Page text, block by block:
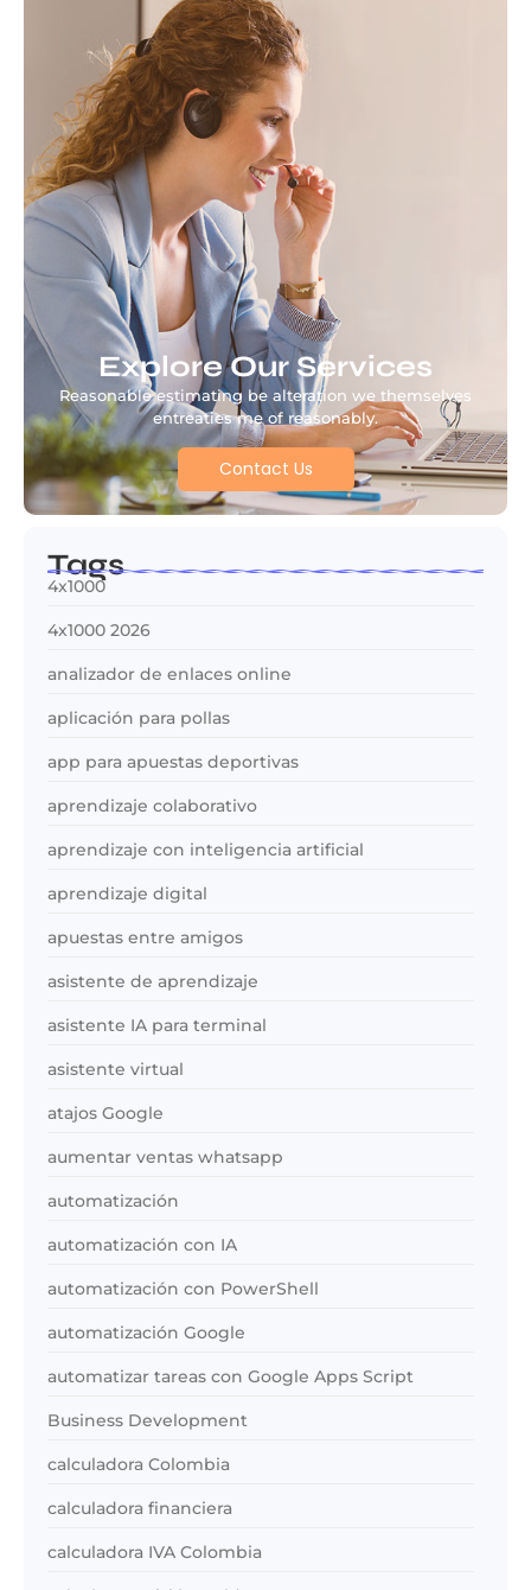
Explore Our Services
Reasonable estimating be alteration we themselves
entreaties me of reasonably.
Contact Us
Tags
4x1000
4x1000 2026
analizador de enlaces online
aplicación para pollas
app para apuestas deportivas
aprendizaje colaborativo
aprendizaje con inteligencia artificial
aprendizaje digital
apuestas entre amigos
asistente de aprendizaje
asistente IA para terminal
asistente virtual
atajos Google
aumentar ventas whatsapp
automatización
automatización con IA
automatización con PowerShell
automatización Google
automatizar tareas con Google Apps Script
Business Development
calculadora Colombia
calculadora financiera
calculadora IVA Colombia